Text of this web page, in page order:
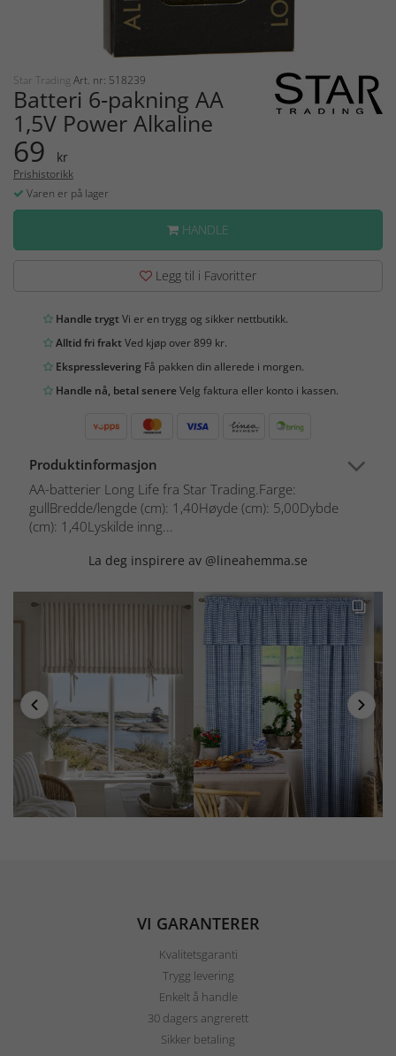
Star Trading Art. nr: 518239
Batteri 6‑pakning AA
1,5V Power Alkaline
69 kr
Prishistorikk
Varen er på lager
HANDLE
Legg til i Favoritter
Handle trygtVi er en trygg og sikker nettbutikk.
Alltid fri fraktVed kjøp over 899 kr.
Ekspresslevering Få pakken din allerede i morgen.
Handle nå, betal senereVelg faktura eller konto i kassen.
Produktinformasjon
AA-batterier Long Life fra Star Trading.Farge:
gullBredde/lengde (cm): 1,40Høyde (cm): 5,00Dybde
(cm): 1,40Lyskilde inng...
La deg inspirere av @lineahemma.se
VI GARANTERER
Kvalitetsgaranti
Trygg levering
Enkelt å handle
30 dagers angrerett
Sikker betaling